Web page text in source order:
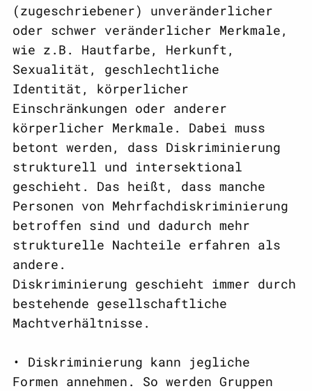
(zugeschriebener) unveränderlicher
oder schwer veränderlicher Merkmale,
wie z.B. Hautfarbe, Herkunft,
Sexualität, geschlechtliche
Identität, körperlicher
Einschränkungen oder anderer
körperlicher Merkmale. Dabei muss
betont werden, dass Diskriminierung
strukturell und intersektional
geschieht. Das heißt, dass manche
Personen von Mehrfachdiskriminierung
betroffen sind und dadurch mehr
strukturelle Nachteile erfahren als
andere.
Diskriminierung geschieht immer durch
bestehende gesellschaftliche
Machtverhältnisse.
• Diskriminierung kann jegliche
Formen annehmen. So werden Gruppen